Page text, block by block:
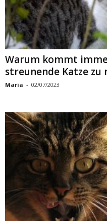
Warum kommt
streunende Katze zu
Maria - 02/07/2023